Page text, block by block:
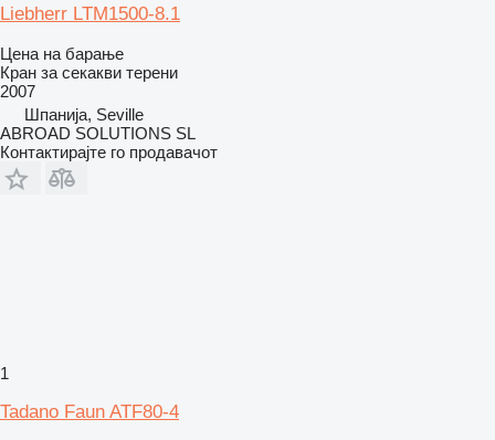
Liebherr LTM1500-8.1
Цена на барање
Кран за секакви терени
2007
Шпанија, Seville
ABROAD SOLUTIONS SL
Контактирајте го продавачот
1
Tadano Faun ATF80-4